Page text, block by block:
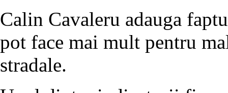
Calin Cavaleru adauga
pot face mai mult pentru
stradale.